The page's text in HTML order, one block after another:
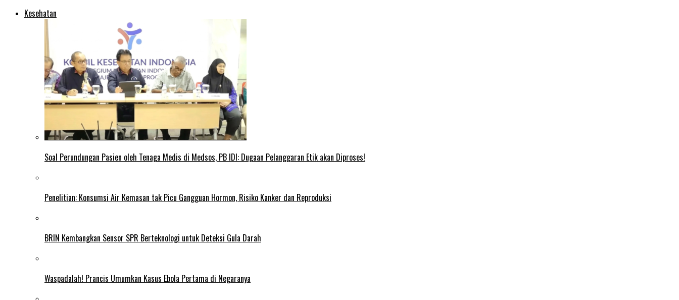
Kesehatan
Soal Perundungan Pasien oleh Tenaga Medis di Medsos, PB IDI: Dugaan Pelanggaran Etik akan Diproses!
Penelitian: Konsumsi Air Kemasan tak Picu Gangguan Hormon, Risiko Kanker dan Reproduksi
BRIN Kembangkan Sensor SPR Berteknologi untuk Deteksi Gula Darah
Waspadalah! Prancis Umumkan Kasus Ebola Pertama di Negaranya